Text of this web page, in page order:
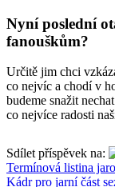
Nyní poslední
fanouškům?
Určitě jim chci
co nejvíc a chodí v
budeme snažit
co nejvíce radosti
Sdílet příspěvek na:
Termínová listina
Kádr pro jarní část